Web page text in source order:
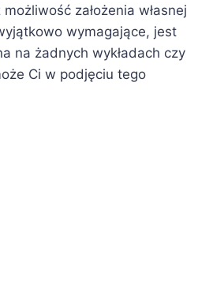
założenia własnej
wymagające, jest
na żadnych wykładach czy
Ci w podjęciu tego